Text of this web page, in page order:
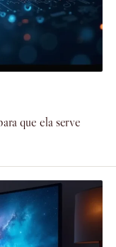
que ela serve